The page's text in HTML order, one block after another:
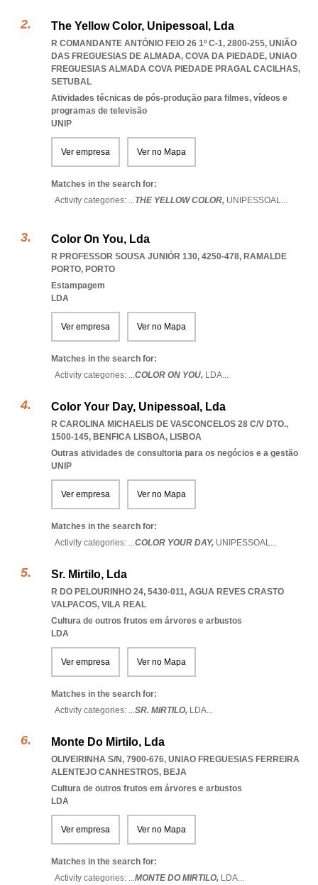
The Yellow Color, Unipessoal, Lda
R COMANDANTE ANTÓNIO FEIO 26 1º C-1, 2800-255, UNIÃO
DAS FREGUESIAS DE ALMADA, COVA DA PIEDADE, UNIAO
FREGUESIAS ALMADA COVA PIEDADE PRAGAL CACILHAS,
SETUBAL
Atividades técnicas de pós-produção para filmes, vídeos e
programas de televisão
UNIP
Ver empresa Ver no Mapa
Matches in the search for:
Activity categories: ...THE YELLOW COLOR, UNIPESSOAL...
Color On You, Lda
R PROFESSOR SOUSA JUNIÓR 130, 4250-478, RAMALDE
PORTO, PORTO
Estampagem
LDA
Ver empresa Ver no Mapa
Matches in the search for:
Activity categories: ...COLOR ON YOU, LDA...
Color Your Day, Unipessoal, Lda
R CAROLINA MICHAELIS DE VASCONCELOS 28 C/V DTO.,
1500-145, BENFICA LISBOA, LISBOA
Outras atividades de consultoria para os negócios e a gestão
UNIP
Ver empresa Ver no Mapa
Matches in the search for:
Activity categories: ...COLOR YOUR DAY, UNIPESSOAL...
Sr. Mirtilo, Lda
R DO PELOURINHO 24, 5430-011, AGUA REVES CRASTO
VALPACOS, VILA REAL
Cultura de outros frutos em árvores e arbustos
LDA
Ver empresa Ver no Mapa
Matches in the search for:
Activity categories: ...SR. MIRTILO, LDA...
Monte Do Mirtilo, Lda
OLIVEIRINHA S/N, 7900-676, UNIAO FREGUESIAS FERREIRA
ALENTEJO CANHESTROS, BEJA
Cultura de outros frutos em árvores e arbustos
LDA
Ver empresa Ver no Mapa
Matches in the search for:
Activity categories: ...MONTE DO MIRTILO, LDA...